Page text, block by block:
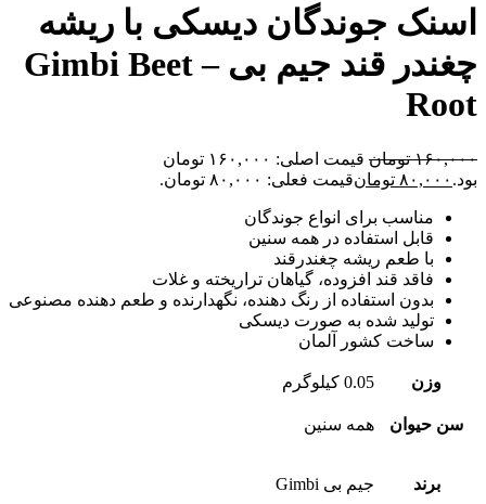
اسنک جوندگان دیسکی با ریشه
چغندر قند جیم بی – Gimbi Beet
Root
۱۶۰,۰۰۰ تومان
قیمت اصلی: ۱۶۰,۰۰۰ تومان
بود. ۸۰,۰۰۰ تومانقیمت فعلی: ۸۰,۰۰۰ تومان.
مناسب برای انواع جوندگان
قابل استفاده در همه سنین
با طعم ریشه چغندرقند
فاقد قند افزوده، گیاهان تراریخته و غلات
بدون استفاده از رنگ دهنده، نگهدارنده و طعم دهنده مصنوعی
تولید شده به صورت دیسکی
ساخت کشور آلمان
وزن 0.05 کیلوگرم
سن حیوان همه سنین
برند جیم بی Gimbi